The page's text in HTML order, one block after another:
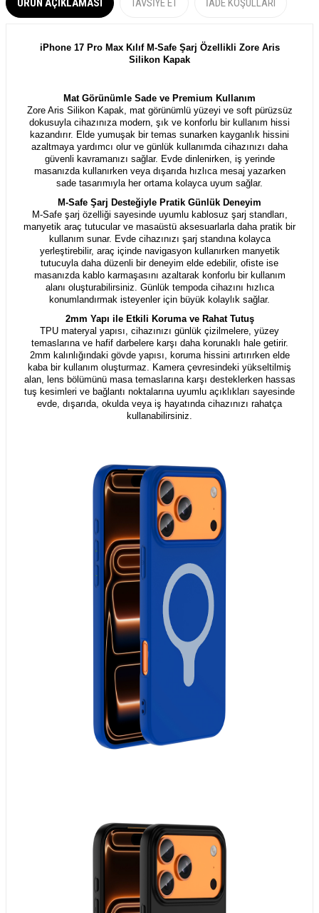
iPhone 17 Pro Max Kılıf M-Safe Şarj Özellikli Zore Aris
Silikon Kapak
Mat Görünümle Sade ve Premium Kullanım
Zore Aris Silikon Kapak, mat görünümlü yüzeyi ve soft pürüzsüz
dokusuyla cihazınıza modern, şık ve konforlu bir kullanım hissi
kazandırır. Elde yumuşak bir temas sunarken kayganlık hissini
azaltmaya yardımcı olur ve günlük kullanımda cihazınızı daha
güvenli kavramanızı sağlar. Evde dinlenirken, iş yerinde
masanızda kullanırken veya dışarıda hızlıca mesaj yazarken
sade tasarımıyla her ortama kolayca uyum sağlar.
M-Safe Şarj Desteğiyle Pratik Günlük Deneyim
M-Safe şarj özelliği sayesinde uyumlu kablosuz şarj standları,
manyetik araç tutucular ve masaüstü aksesuarlarla daha pratik bir
kullanım sunar. Evde cihazınızı şarj standına kolayca
yerleştirebilir, araç içinde navigasyon kullanırken manyetik
tutucuyla daha düzenli bir deneyim elde edebilir, ofiste ise
masanızda kablo karmaşasını azaltarak konforlu bir kullanım
alanı oluşturabilirsiniz. Günlük tempoda cihazını hızlıca
konumlandırmak isteyenler için büyük kolaylık sağlar.
2mm Yapı ile Etkili Koruma ve Rahat Tutuş
TPU materyal yapısı, cihazınızı günlük çizilmelere, yüzey
temaslarına ve hafif darbelere karşı daha korunaklı hale getirir.
2mm kalınlığındaki gövde yapısı, koruma hissini artırırken elde
kaba bir kullanım oluşturmaz. Kamera çevresindeki yükseltilmiş
alan, lens bölümünü masa temaslarına karşı desteklerken hassas
tuş kesimleri ve bağlantı noktalarına uyumlu açıklıkları sayesinde
evde, dışarıda, okulda veya iş hayatında cihazınızı rahatça
kullanabilirsiniz.